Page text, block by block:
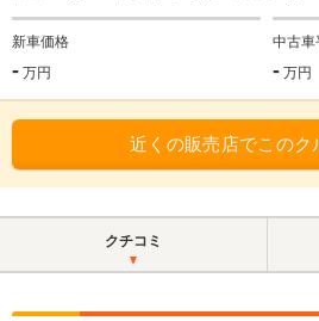
新車価格
- 万円
中古車
- 万円
近くの販売店でこのク
クチコミ